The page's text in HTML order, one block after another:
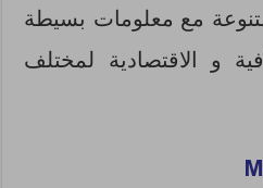
مع معلومات بسيطة
و الاقتصادية لمختلف